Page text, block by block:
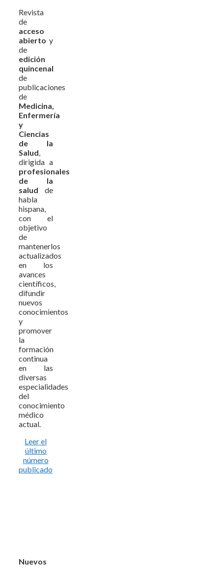
Revista
de
acceso
abierto y
de
edición
quincenal
de
publicaciones
de
Medicina,
Enfermería
y
Ciencias
de la
Salud,
dirigida a
profesionales
de la
salud de
habla
hispana,
con el
objetivo
de
mantenerlos
actualizados
en los
avances
científicos,
difundir
nuevos
conocimientos
y
promover
la
formación
continua
en las
diversas
especialidades
del
conocimiento
médico
actual.
Leer el
último
número
publicado
Nuevos